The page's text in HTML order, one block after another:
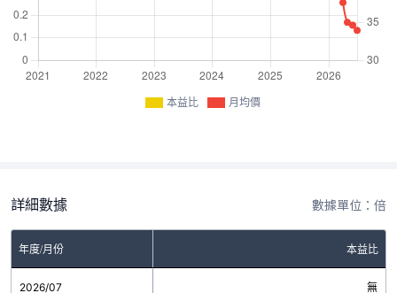
本益比 月均價
詳細數據 數據單位：倍
年度/月份 本益比
2026/07 無